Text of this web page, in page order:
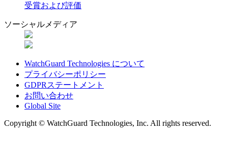
受賞および評価
ソーシャルメディア
WatchGuard Technologies について
プライバシーポリシー
GDPRステートメント
お問い合わせ
Global Site
Copyright © WatchGuard Technologies, Inc. All rights reserved.